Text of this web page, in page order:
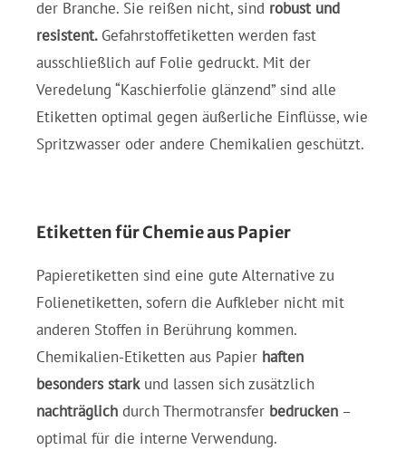
der Branche. Sie reißen nicht, sind robust und
resistent. Gefahrstoffetiketten werden fast
ausschließlich auf Folie gedruckt. Mit der
Veredelung “Kaschierfolie glänzend” sind alle
Etiketten optimal gegen äußerliche Einflüsse, wie
Spritzwasser oder andere Chemikalien geschützt.
Etiketten für Chemie aus Papier
Papieretiketten sind eine gute Alternative zu
Folienetiketten, sofern die Aufkleber nicht mit
anderen Stoffen in Berührung kommen.
Chemikalien-Etiketten aus Papier haften
besonders starkund lassen sich zusätzlich
nachträglichdurch Thermotransfer bedrucken–
optimal für die interne Verwendung.